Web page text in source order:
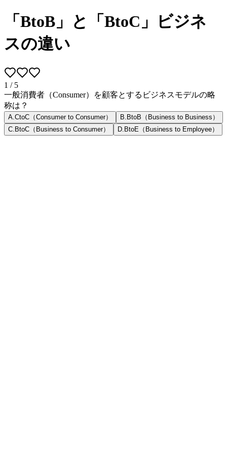
「BtoB」と「BtoC」ビジネ
スの違い
1 / 5
一般消費者（Consumer）を顧客とするビジネスモデルの略
称は？
A CtoC（Consumer to Consumer） B BtoB（Business to Business）
C BtoC（Business to Consumer） D BtoE（Business to Employee）